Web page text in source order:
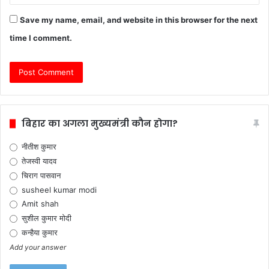
Save my name, email, and website in this browser for the next
time I comment.
बिहार का अगला मुख्यमंत्री कौन होगा?
नीतीश कुमार
तेजस्वी यादव
चिराग पासवान
susheel kumar modi
Amit shah
सुशील कुमार मोदी
कन्हैया कुमार
Add your answer